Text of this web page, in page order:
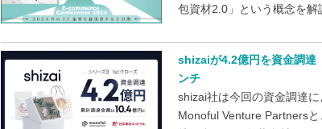
包資材2.0」という概念を解
shizaiが4.2億円を資金調
ンチ
shizai社は今回の資金調達
Monoful Venture Partners